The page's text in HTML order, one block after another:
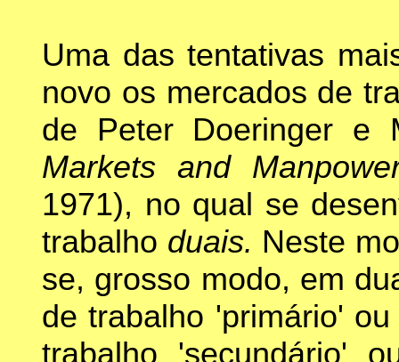
Uma das tentativas
novo os mercados de
de Peter Doeringer e
Markets and
1971), no qual se
trabalho duais. Neste
se, grosso modo, em
de trabalho 'primário'
trabalho 'secundário'